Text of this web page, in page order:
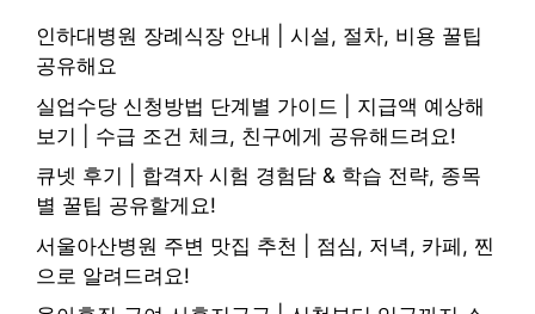
인하대병원 장례식장 안내 | 시설, 절차, 비용 꿀팁
공유해요
실업수당 신청방법 단계별 가이드 | 지급액 예상해
보기 | 수급 조건 체크, 친구에게 공유해드려요!
큐넷 후기 | 합격자 시험 경험담 & 학습 전략, 종목
별 꿀팁 공유할게요!
서울아산병원 주변 맛집 추천 | 점심, 저녁, 카페, 찐
으로 알려드려요!